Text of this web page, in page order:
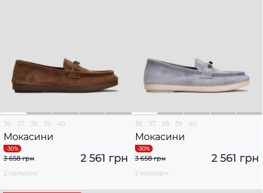
36 37 38 39 40
Мокасини
2 561 грн
3 658 грн
2 кольори
36 37 38 39 40
Мокасини
2 561 грн
3 658 грн
2 кольори